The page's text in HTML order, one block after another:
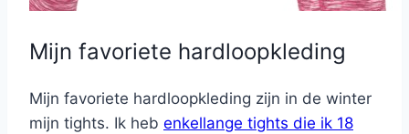
Mijn favoriete hardloopkleding
Mijn favoriete hardloopkleding zijn in de winter
mijn tights. Ik heb enkellange tights die ik 18